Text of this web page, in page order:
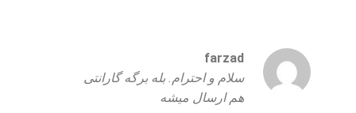
farzad
سلام و احترام. بله برگه گارانتی
هم ارسال میشه